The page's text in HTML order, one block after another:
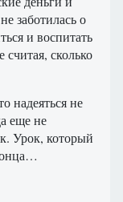
заботилась о
и воспитать
сколько
надеяться не
еще не
Урок, который